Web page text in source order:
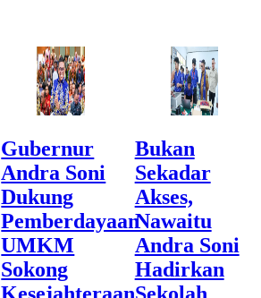
Gubernur
Andra Soni
Dukung
Pemberdayaan
UMKM
Sokong
Kesejahteraan
Bukan
Sekadar
Akses,
Nawaitu
Andra Soni
Hadirkan
Sekolah